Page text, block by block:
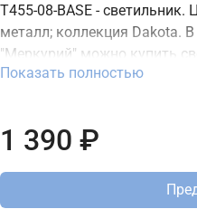
T455-08-BASE -
металл; коллекция Dakota.
"Меркурий" можно купить
по Москве, Санкт-
Показать полностью
1 390 ₽